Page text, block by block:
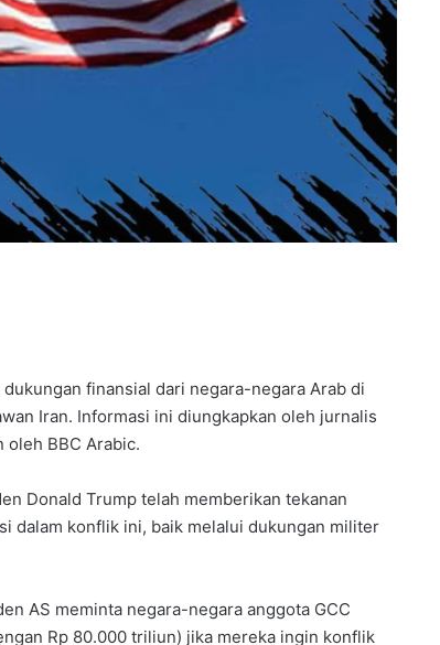
finansial dari negara-negara Arab di
Iran. Informasi ini diungkapkan oleh jurnalis
oleh BBC Arabic.
Donald Trump telah memberikan tekanan
dalam konflik ini, baik melalui dukungan militer
AS meminta negara-negara anggota GCC
Rp 80.000 triliun) jika mereka ingin konflik